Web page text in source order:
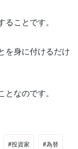
ことです。
を身に付けるだけ
なのです。
#投資家 #為替